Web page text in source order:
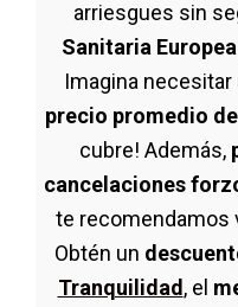
arriesgues sin
Sanitaria
Imagina necesitar
precio promedio
cubre! Además,
cancelaciones
te recomendamos
Obtén un
Tranquilidad, el